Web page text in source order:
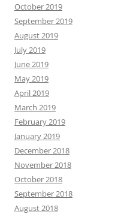
October 2019
September 2019
August 2019
July 2019
June 2019
May 2019
April 2019
March 2019
February 2019
January 2019
December 2018
November 2018
October 2018
September 2018
August 2018